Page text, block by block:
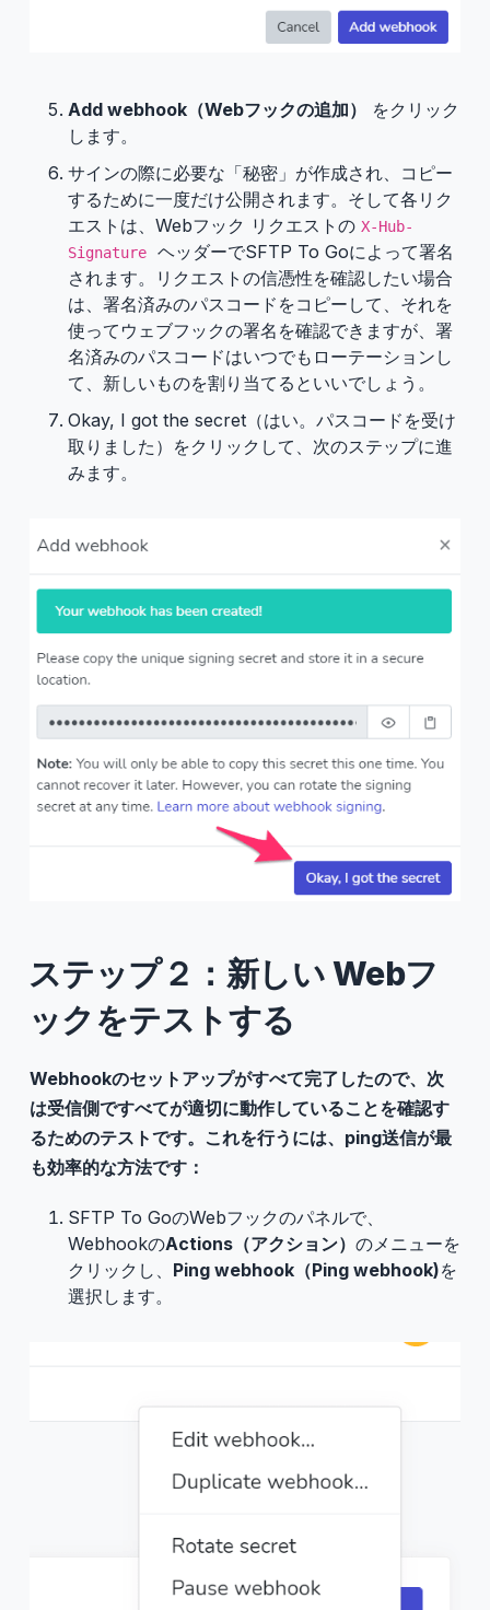
Add webhook（Webフックの追加）
をクリック
します。
サインの際に必要な「秘密」が作成され、コピー
するために一度だけ公開されます。そして各リク
エストは、Webフック リクエストの X-Hub-
Signature
ヘッダーでSFTP To Goによって署名
されます。リクエストの信憑性を確認したい場合
は、署名済みのパスコードをコピーして、それを
使ってウェブフックの署名を確認できますが、署
名済みのパスコードはいつでもローテーションし
て、新しいものを割り当てるといいでしょう。
Okay, I got the secret（はい。パスコードを受け
取りました）をクリックして、次のステップに進
みます。
ステップ２：新しい Webフ
ックをテストする
Webhookのセットアップがすべて完了したので、次
は受信側ですべてが適切に動作していることを確認す
るためのテストです。これを行うには、ping送信が最
も効率的な方法です：
SFTP To GoのWebフックのパネルで、
WebhookのActions（アクション） のメニューを
クリックし、 Ping webhook（Ping webhook)を
選択します。